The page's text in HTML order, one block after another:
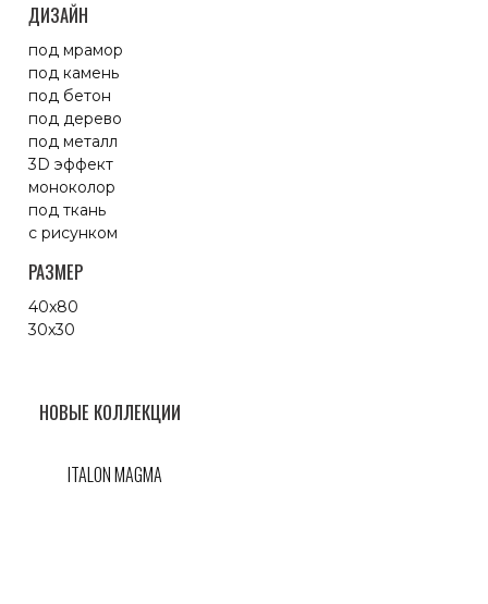
ДИЗАЙН
под мрамор
под камень
под бетон
под дерево
под металл
3D эффект
моноколор
под ткань
с рисунком
РАЗМЕР
40x80
30x30
НОВЫЕ КОЛЛЕКЦИИ
ITALON MAGMA